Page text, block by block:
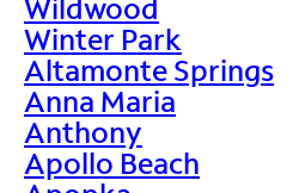
Wildwood
Winter Park
Altamonte Springs
Anna Maria
Anthony
Apollo Beach